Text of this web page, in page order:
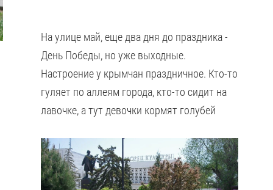
На улице май, еще два дня до праздника -
День Победы, но уже выходные.
Настроение у крымчан праздничное. Кто-то
гуляет по аллеям города, кто-то сидит на
лавочке, а тут девочки кормят голубей